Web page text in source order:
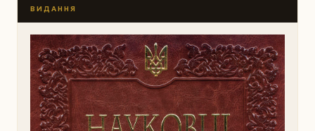
ВИДАННЯ